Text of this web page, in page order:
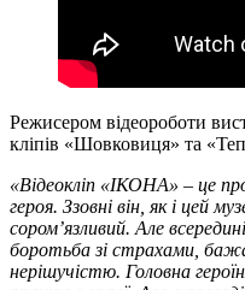
Режисером відеороботи
кліпів «Шовковиця» та
«Відеокліп «ІКОНА» – це
героя. Ззовні він, як і цей
сором’язливий. Але
боротьба зі страхами,
нерішучістю. Головна